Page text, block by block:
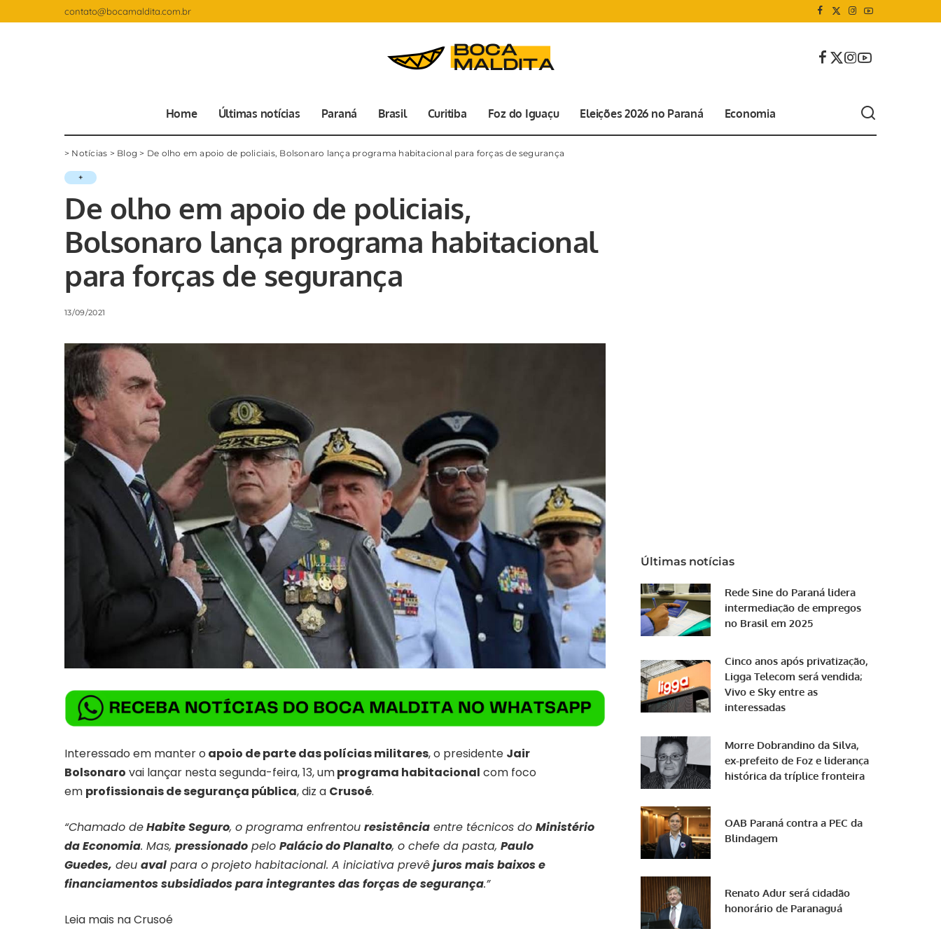
contato@bocamaldita.com.br
Home Últimas notícias Paraná Brasil Curitiba Foz do Iguaçu Eleições 2026 no Paraná Economia
> Notícias > Blog > De olho em apoio de policiais, Bolsonaro lança programa habitacional para forças de segurança
+
De olho em apoio de policiais,
Bolsonaro lança programa habitacional
para forças de segurança
13/09/2021
Interessado em manter o apoio de parte das polícias militares, o presidente Jair
Bolsonaro vai lançar nesta segunda-feira, 13, umprograma habitacional com foco
em profissionais de segurança pública, diz a Crusoé.
“Chamado deHabite Seguro, o programa enfrentou resistência entre técnicos do Ministério
da Economia. Mas, pressionado pelo Palácio do Planalto, o chefe da pasta, Paulo
Guedes, deu aval para o projeto habitacional. A iniciativa prevêjuros mais baixos e
financiamentos subsidiados para integrantes das forças de segurança.”
Leia mais naCrusoé
Últimas notícias
Rede Sine do Paraná lidera
intermediação de empregos
no Brasil em 2025
Cinco anos após privatização,
Ligga Telecom será vendida;
Vivo e Sky entre as
interessadas
Morre Dobrandino da Silva,
ex-prefeito de Foz e liderança
histórica da tríplice fronteira
OAB Paraná contra a PEC da
Blindagem
Renato Adur será cidadão
honorário de Paranaguá